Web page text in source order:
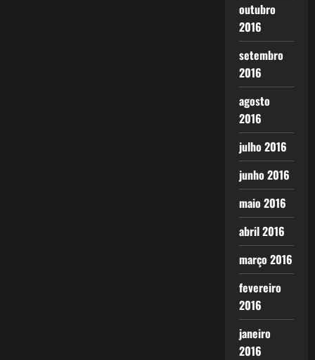
outubro
2016
setembro
2016
agosto
2016
julho 2016
junho 2016
maio 2016
abril 2016
março 2016
fevereiro
2016
janeiro
2016